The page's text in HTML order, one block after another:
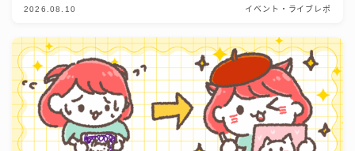
2026.08.10 イベント・ライブレポ